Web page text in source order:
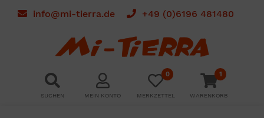
info@mi-tierra.de +49 (0)6196 481480
SUCHEN MEIN KONTO
0
MERKZETTEL
1
WARENKORB